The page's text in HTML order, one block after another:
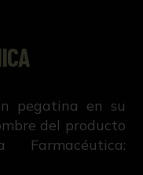
pegatina en su
del producto
Farmacéutica: